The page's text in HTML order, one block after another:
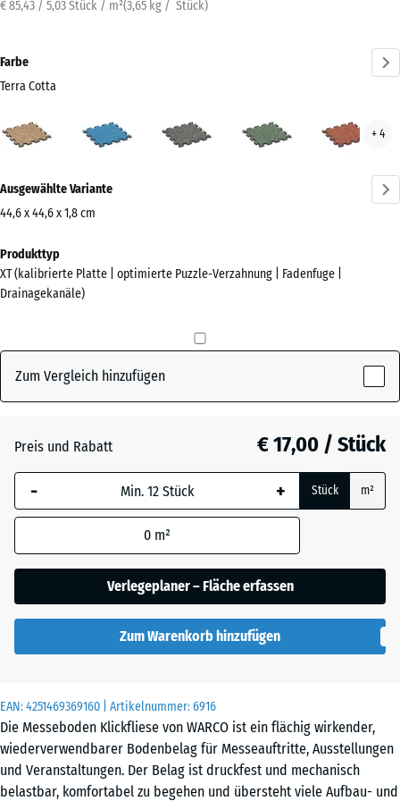
€ 85,43 / 5,03 Stück / m²(3,65 kg / Stück)
EAN:4251469369160 | Artikelnummer:6916
Die Messeboden Klickfliese von WARCO ist ein flächig wirkender,
wiederverwendbarer Bodenbelag für Messeauftritte, Ausstellungen
und Veranstaltungen. Der Belag ist druckfest und mechanisch
belastbar, komfortabel zu begehen und übersteht viele Aufbau- und
Farbe
Terra Cotta
Cotta
Granit
Rasen
+ 4
Informationen
zu
Farben?
Farbpalette
Terra
Cotta(active)
Atlantik
Grauer
Granit
Ausgewählte Variante
44,6 x 44,6 x 1,8 cm
Abmessungen
für
den
x
485
Die gewählte, blau
umrandete
Abmessung wird
Produktdaten nicht
anders angegeben)
für die
Bedarfsberechnung
x
44,6
x
1,8
cm
Produkttyp
XT (kalibrierte Platte | optimierte Puzzle-Verzahnung | Fadenfuge |
Drainagekanäle)
Zum Vergleich hinzufügen
Preis und Rabatt € 17,00 / Stück
- + Stück m²
0 m²
Verlegeplaner – Fläche erfassen
Zum Warenkorb hinzufügen